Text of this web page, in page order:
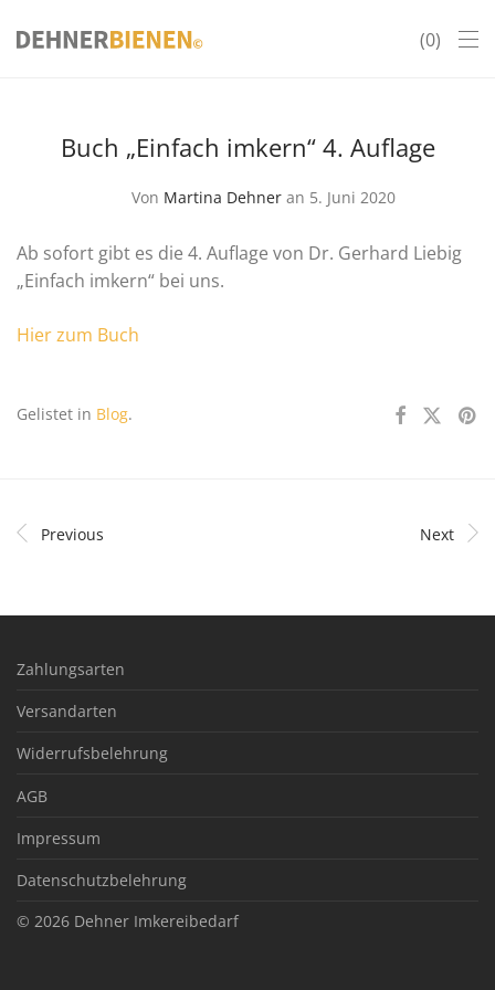
0
Buch „Einfach imkern“ 4. Auflage
Von Martina Dehner an 5. Juni 2020
Ab sofort gibt es die 4. Auflage von Dr. Gerhard Liebig
„Einfach imkern“ bei uns.
Hier zum Buch
Gelistet in Blog.
Previous Next
Zahlungsarten
Versandarten
Widerrufsbelehrung
AGB
Impressum
Datenschutzbelehrung
© 2026 Dehner Imkereibedarf